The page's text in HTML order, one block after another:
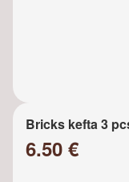
Bricks kefta 3
6.50 €